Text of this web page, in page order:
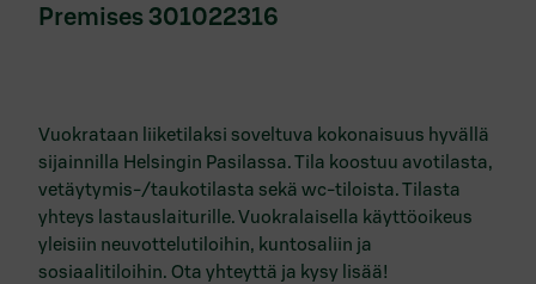
Premises 301022316
Vuokrataan liiketilaksi soveltuva kokonaisuus hyvällä
sijainnilla Helsingin Pasilassa. Tila koostuu avotilasta,
vetäytymis-/taukotilasta sekä wc-tiloista. Tilasta
yhteys lastauslaiturille. Vuokralaisella käyttöoikeus
yleisiin neuvottelutiloihin, kuntosaliin ja
sosiaalitiloihin. Ota yhteyttä ja kysy lisää!
Ota yhteyttä
Vuokrattavat toimitilat Espoo
Vuokrattavat toimitilat Hämeenlinna
Vuokrattavat toimitilat Helsinki